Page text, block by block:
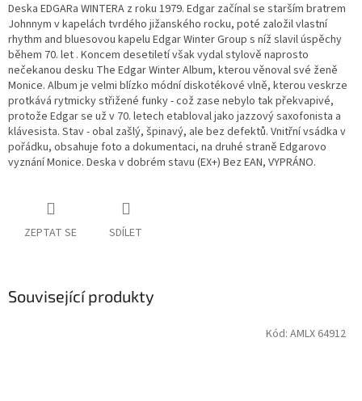
Deska EDGARa WINTERA z roku 1979. Edgar začínal se starším bratrem
Johnnym v kapelách tvrdého jižanského rocku, poté založil vlastní
rhythm and bluesovou kapelu Edgar Winter Group s níž slavil úspěchy
během 70. let . Koncem desetiletí však vydal stylově naprosto
nečekanou desku The Edgar Winter Album, kterou věnoval své ženě
Monice. Album je velmi blízko módní diskotékové vlně, kterou veskrze
protkává rytmicky střižené funky - což zase nebylo tak překvapivé,
protože Edgar se už v 70. letech etabloval jako jazzový saxofonista a
klávesista. Stav - obal zašlý, špinavý, ale bez defektů. Vnitřní vsádka v
pořádku, obsahuje foto a dokumentaci, na druhé straně Edgarovo
vyznání Monice. Deska v dobrém stavu (EX+) Bez EAN, VYPRÁNO.
ZEPTAT SE SDÍLET
Související produkty
Kód: AMLX 64912